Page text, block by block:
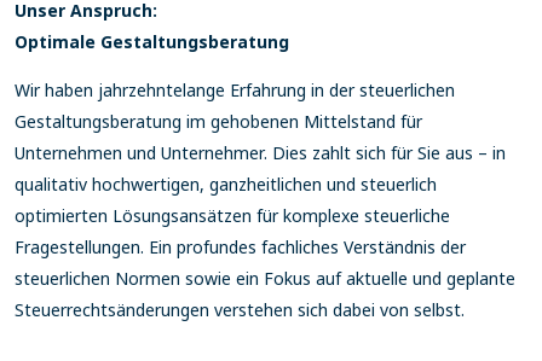
Unser Anspruch:
Optimale Gestaltungsberatung
Wir haben jahrzehntelange Erfahrung in der steuerlichen
Gestaltungsberatung im gehobenen Mittelstand für
Unternehmen und Unternehmer. Dies zahlt sich für Sie aus – in
qualitativ hochwertigen, ganzheitlichen und steuerlich
optimierten Lösungsansätzen für komplexe steuerliche
Fragestellungen. Ein profundes fachliches Verständnis der
steuerlichen Normen sowie ein Fokus auf aktuelle und geplante
Steuerrechtsänderungen verstehen sich dabei von selbst.